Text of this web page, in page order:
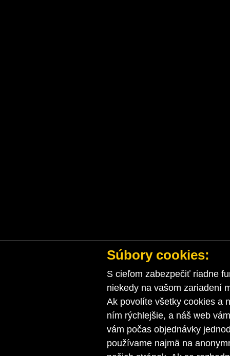
Súbory cookies:
S cieľom zabezpečiť riadne
niekedy na vašom zariadení
Ak povolíte všetky cookies a
ním rýchlejšie, a náš web
vám počas objednávky
používame najmä na